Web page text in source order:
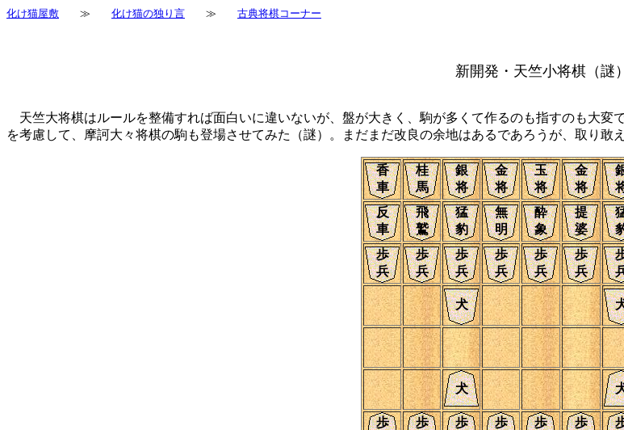
化け猫屋敷 ≫ 化け猫の独り言 ≫ 古典将棋コーナー
新開発・天竺小将棋（謎）
天竺大将棋はルールを整備すれば面白いに違いないが、盤が大きく、駒が多くて作るのも指すのも大変
を考慮して、摩訶大々将棋の駒も登場させてみた（謎）。まだまだ改良の余地はあるであろうが、取り敢
香
車
桂
馬
銀
将
金
将
玉
将
金
将
反
車
飛
鷲
猛
豹
無
明
酔
象
提
婆
歩
兵
歩
兵
歩
兵
歩
兵
歩
兵
歩
兵
犬
犬
歩
歩
歩
歩
歩
歩